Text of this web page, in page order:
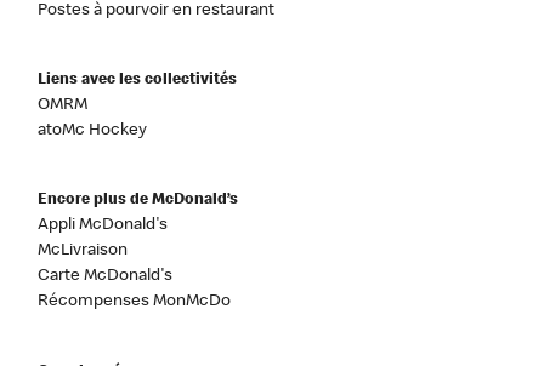
Postes à pourvoir en restaurant
Liens avec les collectivités
OMRM
atoMc Hockey
Encore plus de McDonald’s
Appli McDonald's
McLivraison
Carte McDonald's
Récompenses MonMcDo